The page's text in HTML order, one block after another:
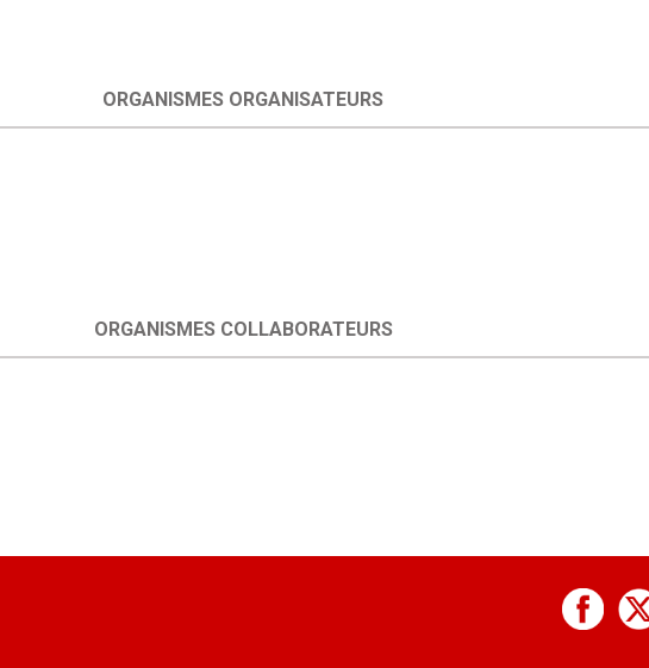
ORGANISMES ORGANISATEURS
ORGANISMES COLLABORATEURS